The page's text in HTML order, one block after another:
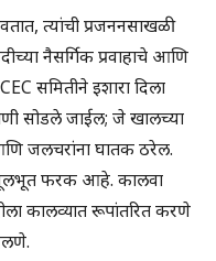
त्यांची प्रजननसाखळी
नैसर्गिक प्रवाहाचे आणि
समितीने इशारा दिला
सोडले जाईल; जे खालच्या
जलचरांना घातक ठरेल.
फरक आहे. कालवा
कालव्यात रूपांतरित करणे